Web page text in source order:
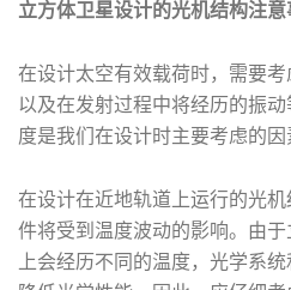
立方体卫星设计的光机结构注意
在设计太空有效载荷时，需要
以及在发射过程中将经历的振
度是我们在设计时主要考虑的因
在设计在近地轨道上运行的光
件将受到温度波动的影响。由
上会经历不同的温度，光学系